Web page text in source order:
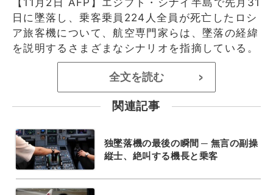
日に墜落し、乗客乗員224人全員が死亡したロシ
ア旅客機について、航空専門家らは、墜落の経緯
を説明するさまざまなシナリオを指摘している。
全文を読む >
関連記事
独墜落機の最後の瞬間 ─ 無言の副操
縦士、絶叫する機長と乗客